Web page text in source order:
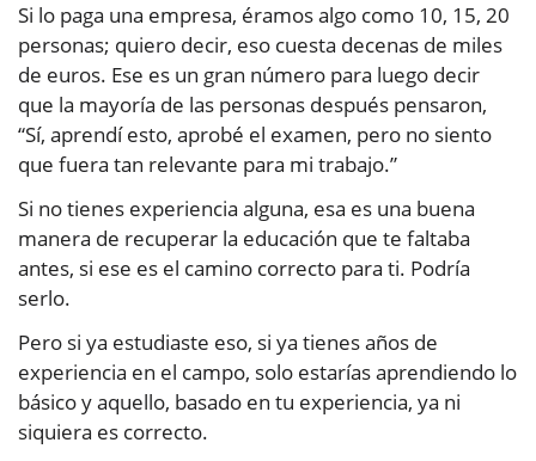
Si lo paga una empresa, éramos algo como 10, 15, 20
personas; quiero decir, eso cuesta decenas de miles
de euros. Ese es un gran número para luego decir
que la mayoría de las personas después pensaron,
“Sí, aprendí esto, aprobé el examen, pero no siento
que fuera tan relevante para mi trabajo.”
Si no tienes experiencia alguna, esa es una buena
manera de recuperar la educación que te faltaba
antes, si ese es el camino correcto para ti. Podría
serlo.
Pero si ya estudiaste eso, si ya tienes años de
experiencia en el campo, solo estarías aprendiendo lo
básico y aquello, basado en tu experiencia, ya ni
siquiera es correcto.